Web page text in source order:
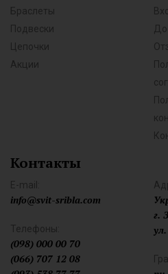
Браслеты
Подвески
Цепочки
Акции
Контакты
E-mail:
info@svit-sribla.com
Телефоны:
(098) 000 00 70
(066) 707 12 08
г.